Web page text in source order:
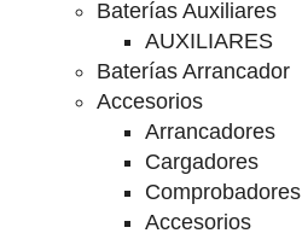
Baterías Auxiliares
AUXILIARES
Baterías Arrancador
Accesorios
Arrancadores
Cargadores
Comprobadores
Accesorios